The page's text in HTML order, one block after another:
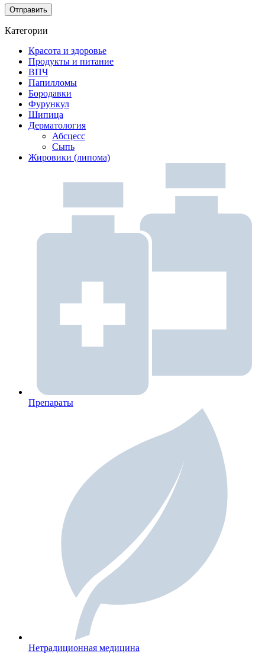
Категории
Красота и здоровье
Продукты и питание
ВПЧ
Папилломы
Бородавки
Фурункул
Шипица
Дерматология
Абсцесс
Сыпь
Жировики (липома)
Препараты
Нетрадиционная медицина